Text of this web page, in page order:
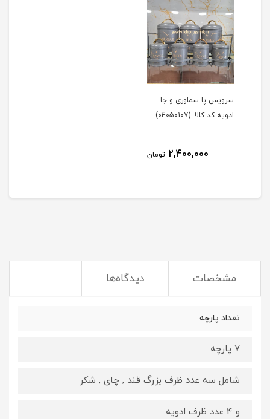
سرویس پا سماوری و جا
ادویه کد کالا :(04050107)
2,400,000 تومان
مشخصات دیدگاه‌ها
تعداد پارچه
7 پارچه
شامل سه عدد ظرف بزرگ قند , چای , شکر
و 4 عدد ظرف ادویه